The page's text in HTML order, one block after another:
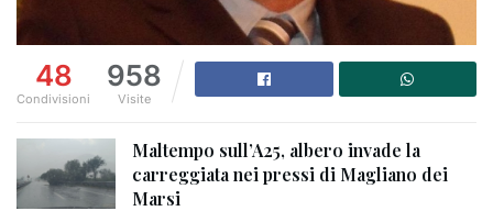
48
Condivisioni
958
Visite
Maltempo sull’A25, albero invade la
carreggiata nei pressi di Magliano dei
Marsi